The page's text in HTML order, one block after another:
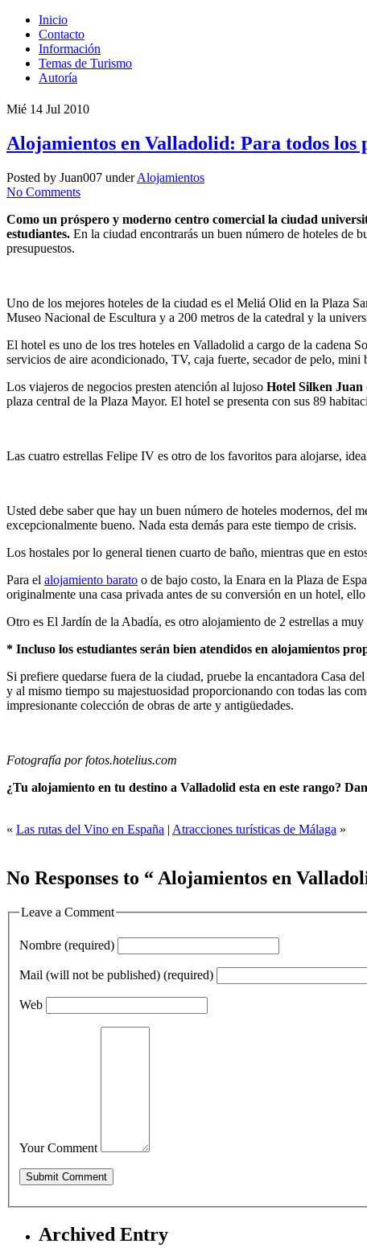
Inicio
Contacto
Información
Temas de Turismo
Autoría
Mié 14 Jul 2010
Alojamientos en Valladolid: Para todos los
Posted by Juan007 underAlojamientos
No Comments
Como un próspero y moderno centro comercial la ciudad
estudiantes. En la ciudad encontrarás un buen número de hoteles de
presupuestos.
Uno de los mejores hoteles de la ciudad es el Meliá Olid en la Plaza
Museo Nacional de Escultura y a 200 metros de la catedral y la
El hotel es uno de los tres hoteles en Valladolid a cargo de la cadena
servicios de aire acondicionado, TV, caja fuerte, secador de pelo,
Los viajeros de negocios presten atención al lujoso Hotel Silken Juan
plaza central de la Plaza Mayor. El hotel se presenta con sus 89
Las cuatro estrellas Felipe IV es otro de los favoritos para alojarse,
Usted debe saber que hay un buen número de hoteles modernos, del
excepcionalmente bueno. Nada esta demás para este tiempo de crisis.
Los hostales por lo general tienen cuarto de baño, mientras que en
Para el alojamiento barato o de bajo costo, la Enara en la Plaza de
originalmente una casa privada antes de su conversión en un hotel,
Otro es El Jardín de la Abadía, es otro alojamiento de 2 estrellas a
* Incluso los estudiantes serán bien atendidos en alojamientos
Si prefiere quedarse fuera de la ciudad, pruebe la encantadora Casa
y al mismo tiempo su majestuosidad proporcionando con todas las
impresionante colección de obras de arte y antigüedades.
Fotografía por fotos.hotelius.com
¿Tu alojamiento en tu destino a Valladolid esta en este rango?
« Las rutas del Vino en España | Atracciones turísticas de Málaga »
No Responses to “ Alojamientos en
Leave a Comment
Nombre (required)
Mail (will not be published) (required)
Web
Your Comment
Archived Entry